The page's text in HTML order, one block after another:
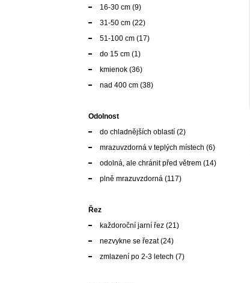
16-30 cm (9)
31-50 cm (22)
51-100 cm (17)
do 15 cm (1)
kmienok (36)
nad 400 cm (38)
Odolnost
do chladnějších oblastí (2)
mrazuvzdorná v teplých místech (6)
odolná, ale chránit před větrem (14)
plně mrazuvzdorná (117)
Řez
každoroční jarní řez (21)
nezvykne se řezat(24)
zmlazení po 2-3 letech (7)